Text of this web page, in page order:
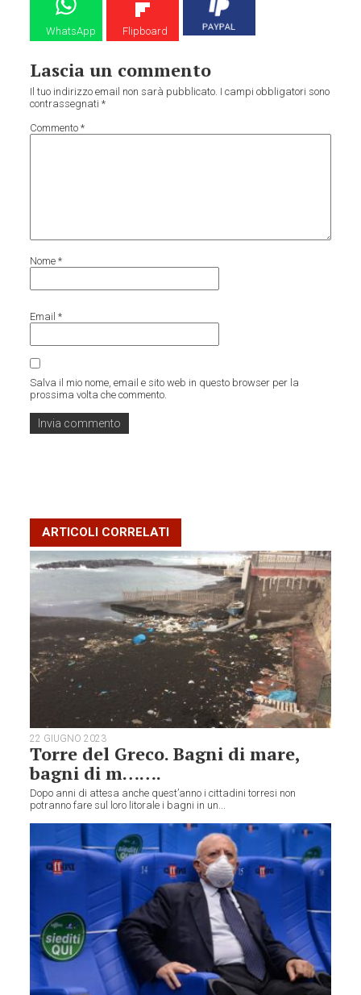
WhatsApp Flipboard
Lascia un commento
Il tuo indirizzo email non sarà pubblicato. I campi obbligatori sono
contrassegnati*
Commento*
Nome*
Email*
Salva il mio nome, email e sito web in questo browser per la
prossima volta che commento.
ARTICOLI CORRELATI
22 GIUGNO 2023
Torre del Greco. Bagni di mare,
bagni di m…….
Dopo anni di attesa anche quest’anno i cittadini torresi non
potranno fare sul loro litorale i bagni in un...